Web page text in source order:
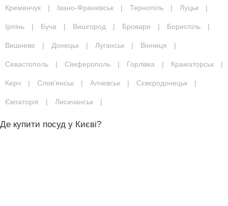
Кременчук | Івано-Франківськ | Тернопіль | Луцьк |
Ірпінь | Буча | Вишгород | Бровари | Бориспіль |
Вишневе | Донецьк | Луганськ | Вінниця |
Севастополь | Сімферополь | Горлівка | Краматорськ |
Керч | Слов'янськ | Алчевськ | Сєвєродонецьк |
Євпаторія | Лисичанськ |
Де купити посуд у Києві?